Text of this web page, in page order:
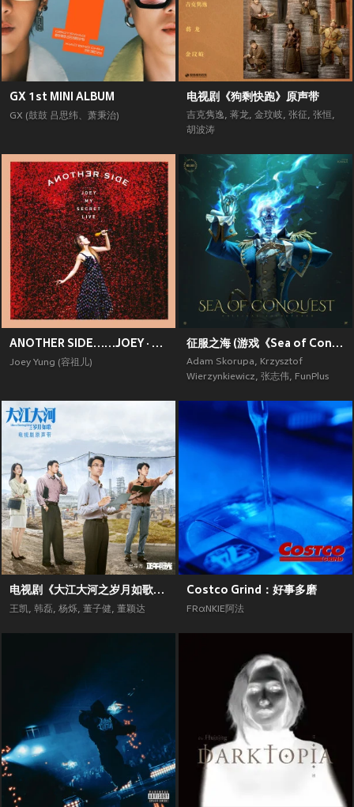
GX 1st MINI ALBUM
GX (鼓鼓 吕思纬、萧秉治)
电视剧《狗剩快跑》原声带
吉克隽逸, 蒋龙, 金玟岐, 张征, 张恒,
胡波涛
ANOTHER SIDE……JOEY · MY SECRET · LIVE
Joey Yung (容祖儿)
征服之海 (游戏《Sea of Conquest》原声带)
Adam Skorupa, Krzysztof
Wierzynkiewicz, 张志伟, FunPlus
电视剧《大江大河之岁月如歌》原声带
王凯, 韩磊, 杨烁, 董子健, 董颖达
Costco Grind：好事多磨
FRαNKIE阿法